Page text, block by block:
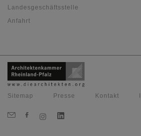
Landesgeschäftsstelle
Anfahrt
Sitemap Presse Kontakt